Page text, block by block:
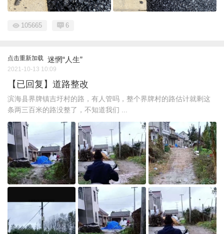
105665 6
点击重新加载 迷惘“人生”
2021-10-13 10:09
【已回复】道路整改
滨海县界牌镇吉圩村的路，有人管吗，整个界牌村的路估计就剩这
条两三百米的路没整了，不知道我们 ...